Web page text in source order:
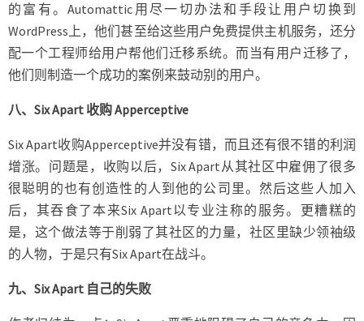
的富有。Automattic用尽一切办法和手段让用户切换到
WordPress上，他们甚至给这些用户免费提供主机服务，还分
配一个工程师给用户帮他们迁移系统。而当有用户迁移了，
他们则制造一个成功的案例来鼓动别的用户。
八、Six Apart 收购 Apperceptive
Six Apart收购Apperceptive并没有错，而且还有很不错的利润
增涨。问题是，收购以后，Six Apart从其社区中雇佣了很多
很聪明的也有创造性的人到他的公司里。然后这些人加入
后，其吞食了本来Six Apart以专业注称的服务。更糟糕的
是，这个做法等于削弱了其社区的力量，社区里缺少领袖级
的人物，于是只有Six Apart在战斗。
九、Six Apart 自己的失败